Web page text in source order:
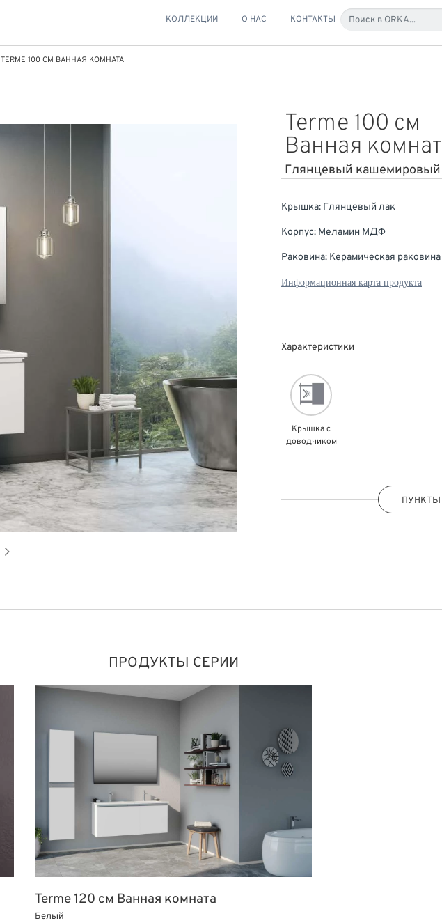
КОЛЛЕКЦИИ О НАС КОНТАКТЫ
TERME 100 СМ ВАННАЯ КОМНАТА
Terme 100 см
Ванная
Глянцевый кашемировый
Крышка: Глянцевый лак
Корпус: Меламин МДФ
Раковина: Керамическая
Информационная карта продукта
Характеристики
Крышка с
доводчиком
ПРОДУКТЫ СЕРИИ
Terme 120 см Ванная комната
Белый